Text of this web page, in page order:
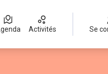
Agenda Activités Se